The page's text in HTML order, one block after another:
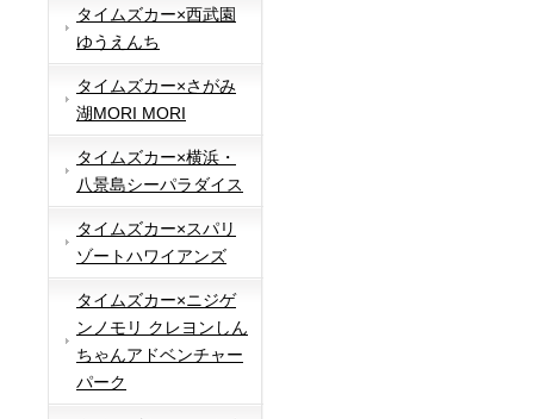
タイムズカー×西武園
ゆうえんち
タイムズカー×さがみ
湖MORI MORI
タイムズカー×横浜・
八景島シーパラダイス
タイムズカー×スパリ
ゾートハワイアンズ
タイムズカー×ニジゲ
ンノモリ クレヨンしん
ちゃんアドベンチャー
パーク